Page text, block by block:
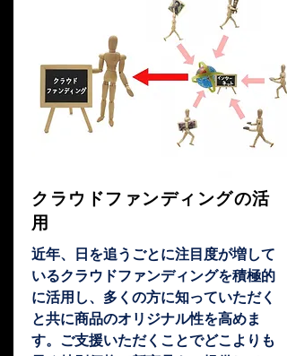
クラウドファンディングの活
用
近年、日を追うごとに注目度が増して
いるクラウドファンディングを積極的
に活用し、多くの方に知っていただく
と共に商品のオリジナル性を高めま
す。ご支援いただくことでどこよりも